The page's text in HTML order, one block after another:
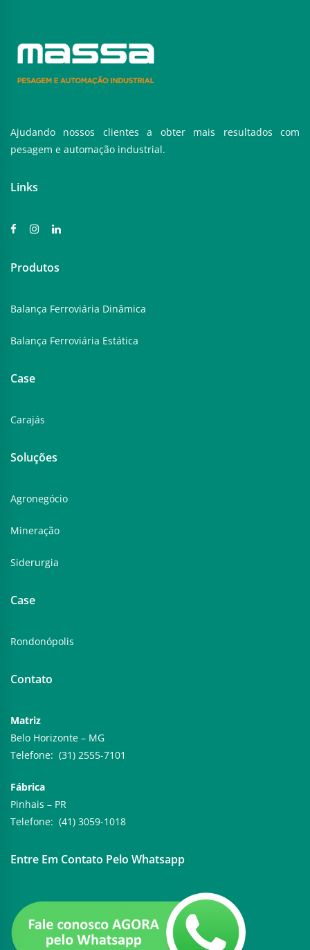
Ajudando nossos clientes a obter mais resultados com
pesagem e automação industrial.
Links
Produtos
Balança Ferroviária Dinâmica
Balança Ferroviária Estática
Case
Carajás
Soluções
Agronegócio
Mineração
Siderurgia
Case
Rondonópolis
Contato
Matriz
Belo Horizonte – MG
Telefone: (31) 2555-7101
Fábrica
Pinhais – PR
Telefone: (41) 3059-1018
Entre Em Contato Pelo Whatsapp